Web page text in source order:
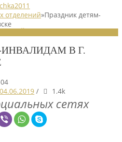
отделений»Праздник детям-
В Г.
04.06.2019 / 1.4k
сетях